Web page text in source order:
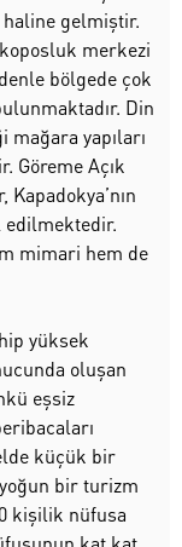
haline gelmiştir.
merkezi
bölgede çok
Din
mağara yapıları
Göreme Açık
edilmektedir.
mimari hem de
yüksek
oluşan
eşsiz
küçük bir
bir turizm
kişilik nüfusa